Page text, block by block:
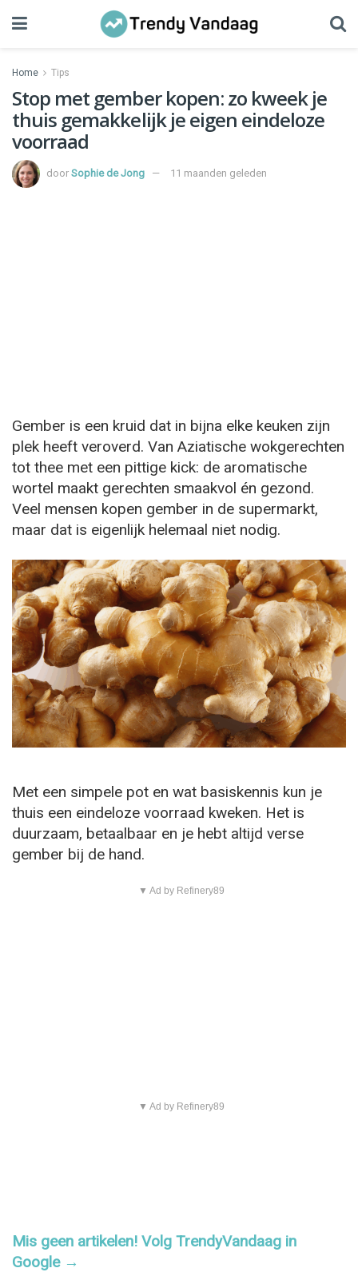
Home Tips
Stop met gember kopen: zo kweek je
thuis gemakkelijk je eigen eindeloze
voorraad
door Sophie de Jong 11 maanden geleden
Gember is een kruid dat in bijna elke keuken zijn
plek heeft veroverd. Van Aziatische wokgerechten
tot thee met een pittige kick: de aromatische
wortel maakt gerechten smaakvol én gezond.
Veel mensen kopen gember in de supermarkt,
maar dat is eigenlijk helemaal niet nodig.
Met een simpele pot en wat basiskennis kun je
thuis een eindeloze voorraad kweken. Het is
duurzaam, betaalbaar en je hebt altijd verse
gember bij de hand.
▼ Ad by Refinery89
▼ Ad by Refinery89
Mis geen artikelen! Volg TrendyVandaag in
Google →